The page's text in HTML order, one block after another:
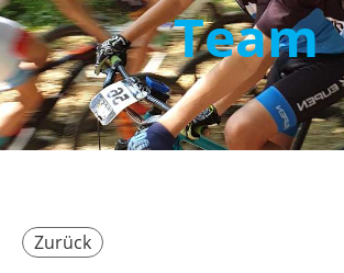
Team
Zurück